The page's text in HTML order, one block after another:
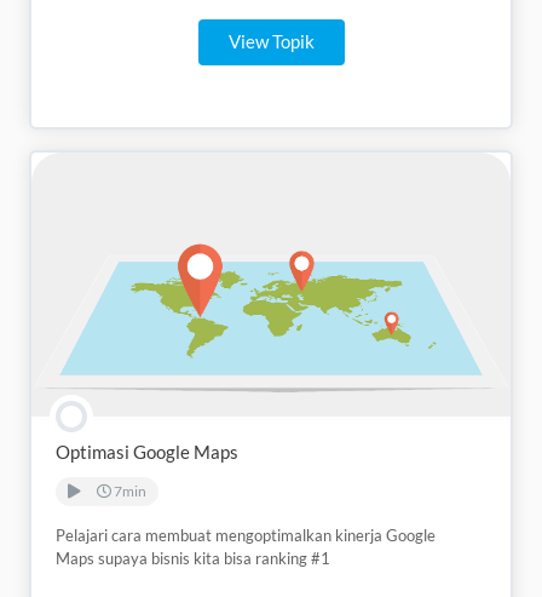
View Topik
Optimasi Google Maps
7min
Pelajari cara membuat mengoptimalkan kinerja Google
Maps supaya bisnis kita bisa ranking #1